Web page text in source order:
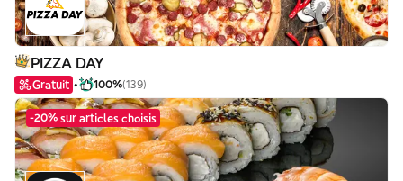
PIZZA DAY
Gratuit 100%(139)
-20% sur articles choisis